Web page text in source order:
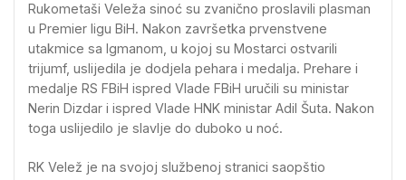
Rukometaši Veleža sinoć su zvanično proslavili plasman
u Premier ligu BiH. Nakon završetka prvenstvene
utakmice sa Igmanom, u kojoj su Mostarci ostvarili
trijumf, uslijedila je dodjela pehara i medalja. Prehare i
medalje RS FBiH ispred Vlade FBiH uručili su ministar
Nerin Dizdar i ispred Vlade HNK ministar Adil Šuta. Nakon
toga uslijedilo je slavlje do duboko u noć.
RK Velež je na svojoj službenoj stranici saopštio